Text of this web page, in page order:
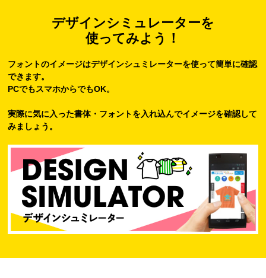
デザインシミュレーターを
使ってみよう！
フォントのイメージはデザインシュミレーターを使って簡単に確認
できます。
PCでもスマホからでもOK。
実際に気に入った書体・フォントを入れ込んでイメージを確認して
みましょう。